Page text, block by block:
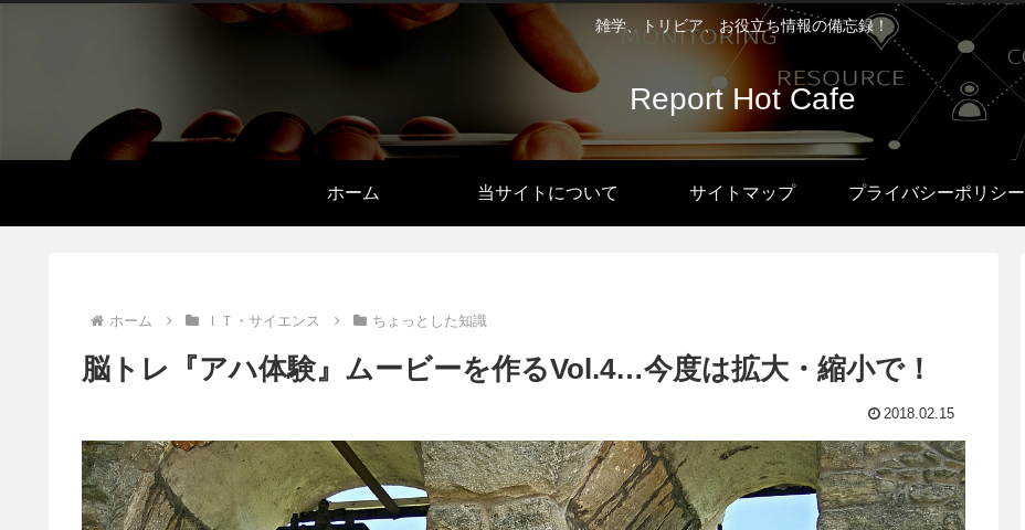
雑学、トリビア、お役立ち情報の備忘録！
Report Hot Cafe
ホーム 当サイトについて サイトマップ プライバシーポリシー
ホーム ＩＴ・サイエンス ちょっとした知識
脳トレ『アハ体験』ムービーを作るVol.4…今度は拡大・縮小で！
2018.02.15